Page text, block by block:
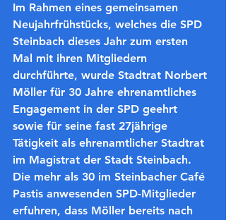
Im Rahmen eines gemeinsamen
Neujahrfrühstücks, welches die SPD
Steinbach dieses Jahr zum ersten
Mal mit ihren Mitgliedern
durchführte, wurde Stadtrat Norbert
Möller für 30 Jahre ehrenamtliches
Engagement in der SPD geehrt
sowie für seine fast 27jährige
Tätigkeit als ehrenamtlicher Stadtrat
im Magistrat der Stadt Steinbach.
Die mehr als 30 im Steinbacher Café
Pastis anwesenden SPD-Mitglieder
erfuhren, dass Möller bereits nach